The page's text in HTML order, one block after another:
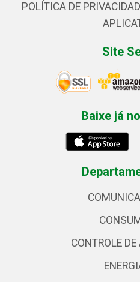
POLÍTICA DE
Site
Baixe já
CONTROLE DE